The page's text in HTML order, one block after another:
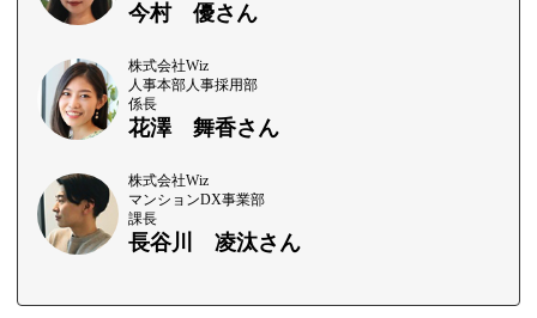
今村 優さん
株式会社Wiz
人事本部人事採用部
係長
花澤 舞香さん
株式会社Wiz
マンションDX事業部
課長
長谷川 凌汰さん